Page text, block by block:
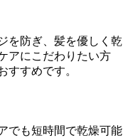
を防ぎ、髪を優しく乾
アにこだわりたい方
すすめです。
でも短時間で乾燥可能